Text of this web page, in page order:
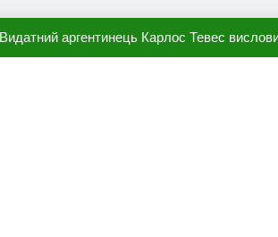
Видатний аргентинець Карлос Тевес